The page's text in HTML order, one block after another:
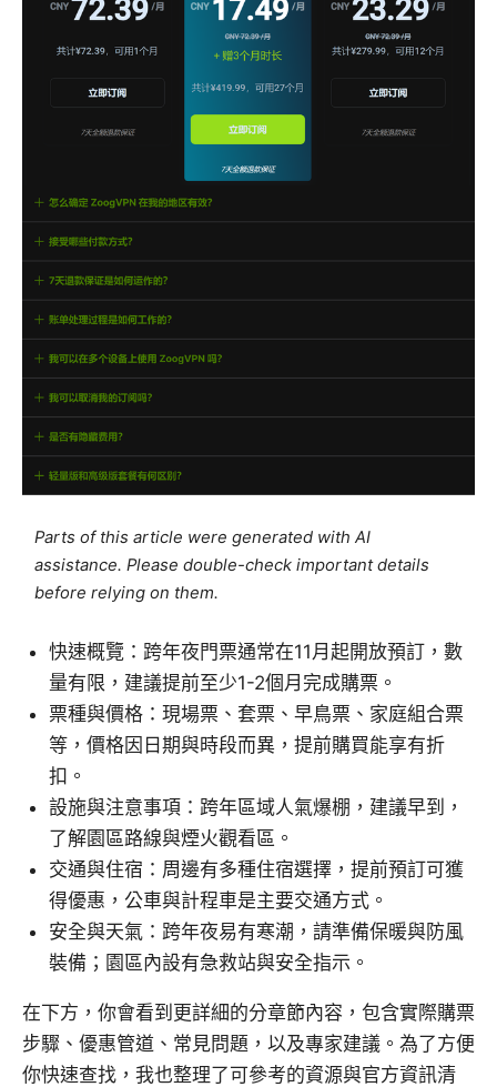
Parts of this article were generated with AI
assistance. Please double-check important details
before relying on them.
快速概覽：跨年夜門票通常在11月起開放預訂，數
量有限，建議提前至少1-2個月完成購票。
票種與價格：現場票、套票、早鳥票、家庭組合票
等，價格因日期與時段而異，提前購買能享有折
扣。
設施與注意事項：跨年區域人氣爆棚，建議早到，
了解園區路線與煙火觀看區。
交通與住宿：周邊有多種住宿選擇，提前預訂可獲
得優惠，公車與計程車是主要交通方式。
安全與天氣：跨年夜易有寒潮，請準備保暖與防風
裝備；園區內設有急救站與安全指示。
在下方，你會看到更詳細的分章節內容，包含實際購票
步驟、優惠管道、常見問題，以及專家建議。為了方便
你快速查找，我也整理了可參考的資源與官方資訊清